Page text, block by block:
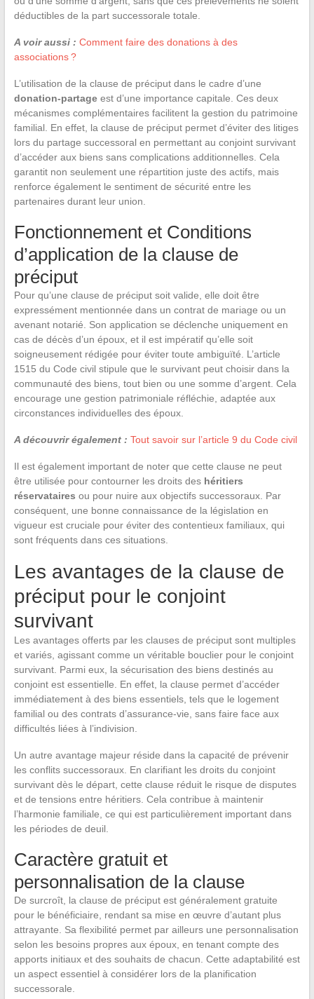
déductibles de la part successorale totale.
A voir aussi : Comment faire des donations à des
associations ?
L’utilisation de la clause de préciput dans le cadre d’une
donation-partageest d’une importance capitale. Ces deux
mécanismes complémentaires facilitent la gestion du patrimoine
familial. En effet, la clause de préciput permet d’éviter des litiges
lors du partage successoral en permettant au conjoint survivant
d’accéder aux biens sans complications additionnelles. Cela
garantit non seulement une répartition juste des actifs, mais
renforce également le sentiment de sécurité entre les
partenaires durant leur union.
Fonctionnement et Conditions
d’application de la clause de
préciput
Pour qu’une clause de préciput soit valide, elle doit être
expressément mentionnée dans un contrat de mariage ou un
avenant notarié. Son application se déclenche uniquement en
cas de décès d’un époux, et il est impératif qu’elle soit
soigneusement rédigée pour éviter toute ambiguïté. L’article
1515 du Code civil stipule que le survivant peut choisir dans la
communauté des biens, tout bien ou une somme d’argent. Cela
encourage une gestion patrimoniale réfléchie, adaptée aux
circonstances individuelles des époux.
A découvrir également : Tout savoir sur l’article 9 du Code civil
Il est également important de noter que cette clause ne peut
être utilisée pour contourner les droits des héritiers
réservataires ou pour nuire aux objectifs successoraux. Par
conséquent, une bonne connaissance de la législation en
vigueur est cruciale pour éviter des contentieux familiaux, qui
sont fréquents dans ces situations.
Les avantages de la clause de
préciput pour le conjoint
survivant
Les avantages offerts par les clauses de préciput sont multiples
et variés, agissant comme un véritable bouclier pour le conjoint
survivant. Parmi eux, la sécurisation des biens destinés au
conjoint est essentielle. En effet, la clause permet d’accéder
immédiatement à des biens essentiels, tels que le logement
familial ou des contrats d’assurance-vie, sans faire face aux
difficultés liées à l’indivision.
Un autre avantage majeur réside dans la capacité de prévenir
les conflits successoraux. En clarifiant les droits du conjoint
survivant dès le départ, cette clause réduit le risque de disputes
et de tensions entre héritiers. Cela contribue à maintenir
l’harmonie familiale, ce qui est particulièrement important dans
les périodes de deuil.
Caractère gratuit et
personnalisation de la clause
De surcroît, la clause de préciput est généralement gratuite
pour le bénéficiaire, rendant sa mise en œuvre d’autant plus
attrayante. Sa flexibilité permet par ailleurs une personnalisation
selon les besoins propres aux époux, en tenant compte des
apports initiaux et des souhaits de chacun. Cette adaptabilité est
un aspect essentiel à considérer lors de la planification
successorale.